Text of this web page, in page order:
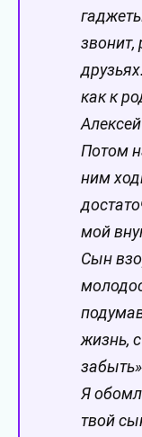
звонит,
как к
Потом
ним
мой
Сын
жизнь,
Я
твой